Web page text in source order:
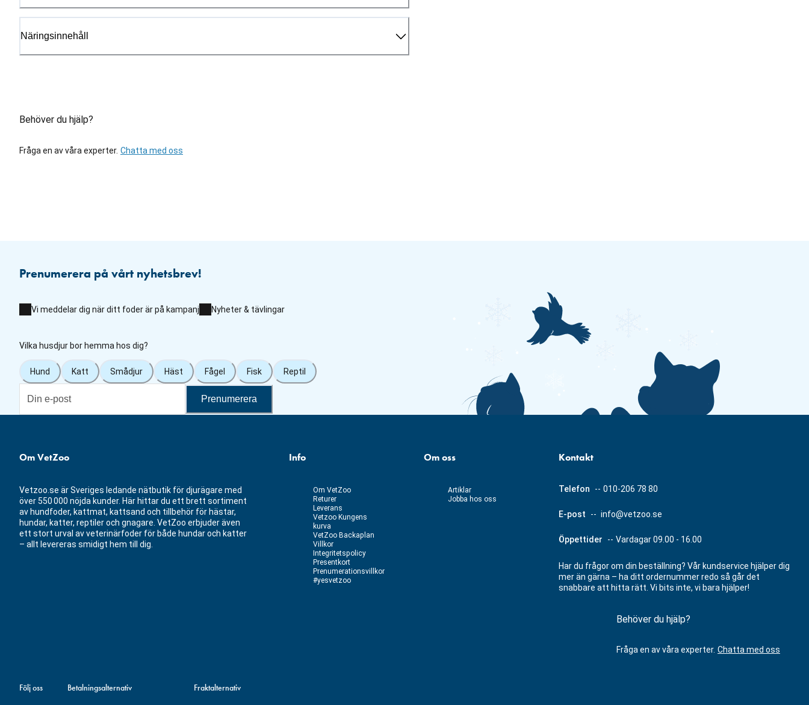
Näringsinnehåll
Behöver du hjälp?
Fråga en av våra experter. Chatta med oss
Prenumerera på vårt nyhetsbrev!
Vi meddelar dig när ditt foder är på kampanj Nyheter & tävlingar
Vilka husdjur bor hemma hos dig?
Hund Katt Smådjur Häst Fågel Fisk Reptil
Prenumerera
Om VetZoo
Vetzoo.se är Sveriges ledande nätbutik för djurägare med
över 550 000 nöjda kunder. Här hittar du ett brett sortiment
av hundfoder, kattmat, kattsand och tillbehör för hästar,
hundar, katter, reptiler och gnagare. VetZoo erbjuder även
ett stort urval av veterinärfoder för både hundar och katter
– allt levereras smidigt hem till dig.
Info
Om VetZoo
Returer
Leverans
Vetzoo Kungens
kurva
VetZoo Backaplan
Villkor
Integritetspolicy
Presentkort
Prenumerationsvillkor
#yesvetzoo
Om oss
Artiklar
Jobba hos oss
Kontakt
Telefon -- 010-206 78 80
E-post -- info@vetzoo.se
Öppettider -- Vardagar 09.00 - 16.00
Har du frågor om din beställning? Vår kundservice hjälper dig
mer än gärna – ha ditt ordernummer redo så går det
snabbare att hitta rätt. Vi bits inte, vi bara hjälper!
Behöver du hjälp?
Fråga en av våra experter. Chatta med oss
Följ oss Betalningsalternativ Fraktalternativ